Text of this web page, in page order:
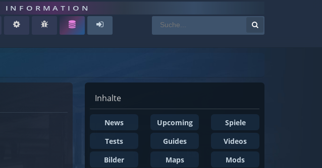
INFORMATION
Inhalte
News Upcoming
Spiele
Tests
Guides
Videos
Bilder
Maps
Mods